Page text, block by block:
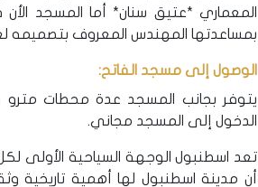
المعماري *عتيق سنان* أما المسجد
بمساعدتها المهندس المعروف بتصميمه
الوصول إلى مسجد الفاتح:
يتوفر بجانب المسجد عدة محطات مترو
الدخول إلى المسجد مجاني.
تعد اسطنبول الوجهة السياحية الأولى
أن مدينة اسطنبول لها أهمية تاريخية